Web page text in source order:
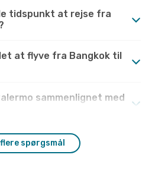
tidspunkt at rejse fra
at flyve fra Bangkok til
sammenlignet med
flere spørgsmål